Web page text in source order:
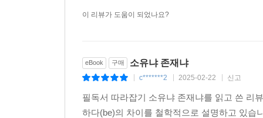
이 리뷰가 도움이 되었나요?
eBook 구매 소유냐 존재냐
c*******2 2025-02-22 신고
필독서 따라잡기 소유냐 존재냐를 읽고 쓴 리
하다(be)의 차이를 철학적으로 설명하고 있